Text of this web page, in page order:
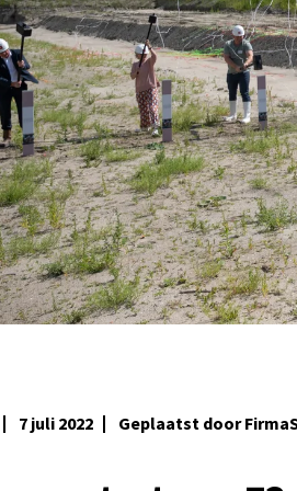
7 juli 2022 Geplaatst door